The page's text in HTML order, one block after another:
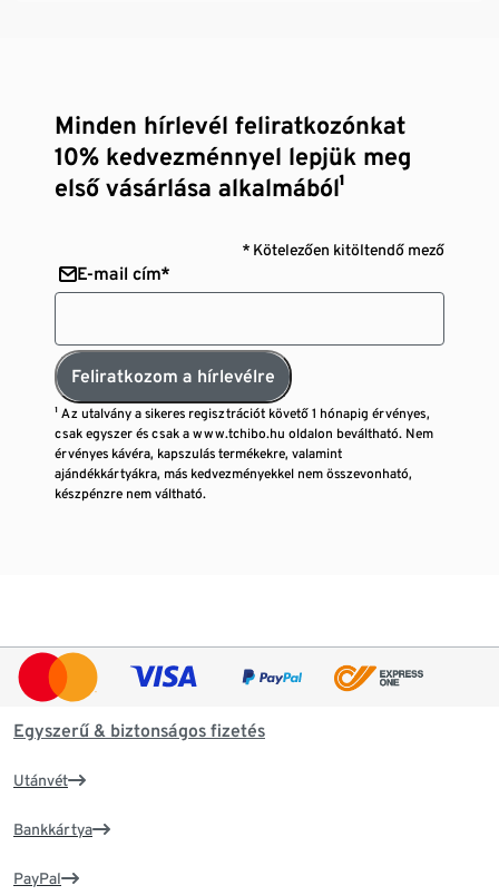
Minden hírlevél feliratkozónkat
10% kedvezménnyel lepjük meg
első vásárlása alkalmából¹
* Kötelezően kitöltendő mező
E-mail cím*
Feliratkozom a hírlevélre
¹ Az utalvány a sikeres regisztrációt követő 1 hónapig érvényes,
csak egyszer és csak a www.tchibo.hu oldalon beváltható. Nem
érvényes kávéra, kapszulás termékekre, valamint
ajándékkártyákra, más kedvezményekkel nem összevonható,
készpénzre nem váltható.
Egyszerű & biztonságos fizetés
Utánvét
Bankkártya
PayPal